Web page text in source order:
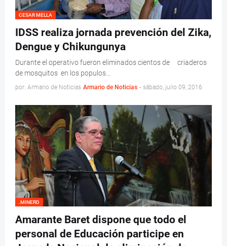
CESAR MELLA
IDSS realiza jornada prevención del Zika,
Dengue y Chikungunya
Durante el operativo fueron eliminados cientos de criaderos
de mosquitos en los populos…
por: Armario de Noticias Armario de Noticias - sábado, julio 09, 2016
.MINERD
Amarante Baret dispone que todo el
personal de Educación participe en